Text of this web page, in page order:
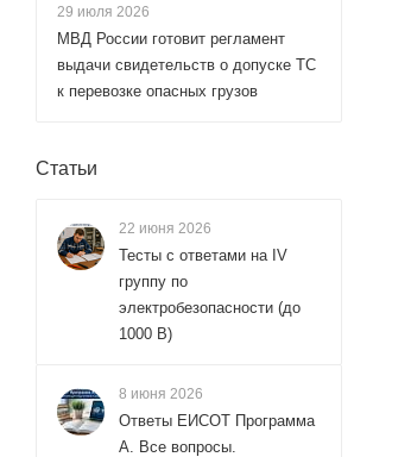
29 июля 2026
МВД России готовит регламент
выдачи свидетельств о допуске ТС
к перевозке опасных грузов
Статьи
22 июня 2026
Тесты с ответами на IV
группу по
электробезопасности (до
1000 В)
8 июня 2026
Ответы ЕИСОТ Программа
А. Все вопросы.